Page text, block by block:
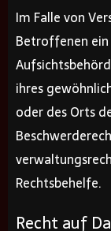
Im Falle von
Betroffenen
ihres
oder des Orts
Rechtsbehelfe.
Recht auf